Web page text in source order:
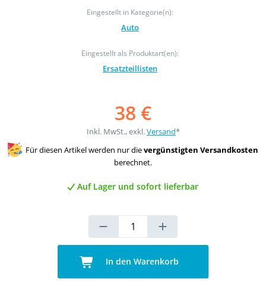
Eingestellt in Kategorie(n):
Auto
Eingestellt als Produktart(en):
Ersatzteillisten
38 €
Inkl. MwSt., exkl.Versand*
Für diesen Artikel werden nur dievergünstigten Versandkosten
berechnet.
Auf Lager und sofort lieferbar
In den Warenkorb